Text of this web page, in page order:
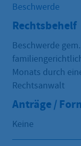
Beschwerde
Rechtsbehelf
Beschwerde
Monats durch
Rechtsanwalt
Anträge /
Keine